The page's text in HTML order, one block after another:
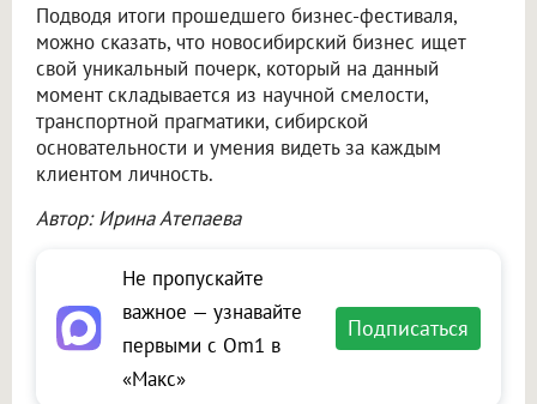
Подводя итоги прошедшего бизнес-фестиваля,
можно сказать, что новосибирский бизнес ищет
свой уникальный почерк, который на данный
момент складывается из научной смелости,
транспортной прагматики, сибирской
основательности и умения видеть за каждым
клиентом личность.
Автор: Ирина Атепаева
Не пропускайте
важное — узнавайте
первыми с Om1 в
«Макс»
Подписаться